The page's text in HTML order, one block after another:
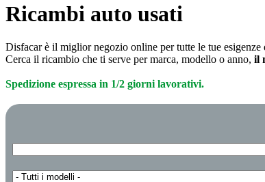
Ricambi auto usati
Disfacar è il miglior negozio online per tutte le tue esigenze
Cerca il ricambio che ti serve per marca, modello o anno, il
Spedizione espressa in 1/2 giorni lavorativi.